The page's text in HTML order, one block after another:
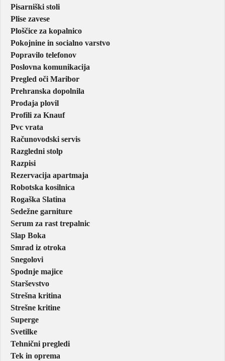
Pisarniški stoli
Plise zavese
Ploščice za kopalnico
Pokojnine in socialno varstvo
Popravilo telefonov
Poslovna komunikacija
Pregled oči Maribor
Prehranska dopolnila
Prodaja plovil
Profili za Knauf
Pvc vrata
Računovodski servis
Razgledni stolp
Razpisi
Rezervacija apartmaja
Robotska kosilnica
Rogaška Slatina
Sedežne garniture
Serum za rast trepalnic
Slap Boka
Smrad iz otroka
Snegolovi
Spodnje majice
Starševstvo
Strešna kritina
Strešne kritine
Superge
Svetilke
Tehnični pregledi
Tek in oprema